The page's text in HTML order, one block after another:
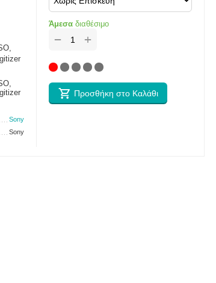
Sony
Sony
Άμεσαδιαθέσιμο
+
−
Προσθήκη στο Καλάθι